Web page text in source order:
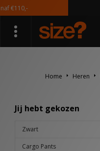
€110,-
Home Heren
Jij hebt gekozen
Zwart
Cargo Pants